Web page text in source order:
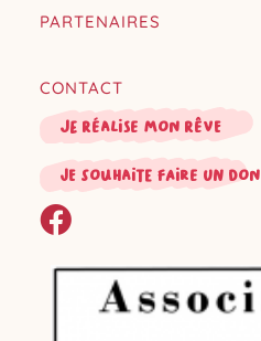
PARTENAIRES
CONTACT
Je réalise mon rêve
je souhaite faire un don